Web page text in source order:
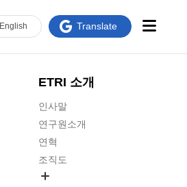
ETRI 소개
인사말
연구원소개
연혁
조직도
English Translate